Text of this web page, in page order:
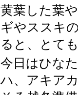
黄葉した葉
ギやススキ
ると、とて
今日はひな
ハ、アキア